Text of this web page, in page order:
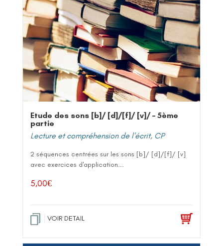
Etude des sons [b]/ [d]/[f]/ [v]/ – 5ème
partie
Lecture et compréhension de l'écrit, CP
2 séquences centrées sur les sons [b]/ [d]/[f]/ [v]
avec exercices d'application...
5,00€
VOIR DETAIL